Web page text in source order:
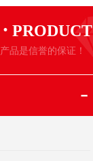
· PRODUCT
品是信誉的保证！